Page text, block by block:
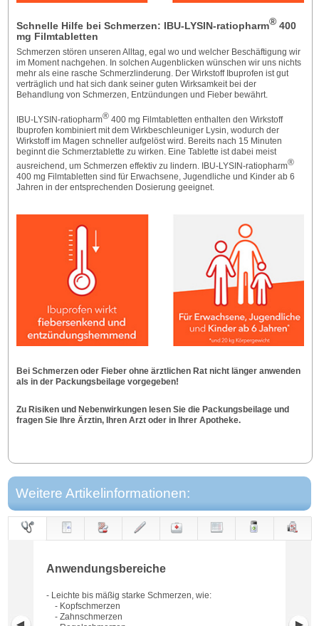
Schnelle Hilfe bei Schmerzen: IBU-LYSIN-ratiopharm®400
mg Filmtabletten
Schmerzen stören unseren Alltag, egal wo und welcher Beschäftigung wir
im Moment nachgehen. In solchen Augenblicken wünschen wir uns nichts
mehr als eine rasche Schmerzlinderung. Der Wirkstoff Ibuprofen ist gut
verträglich und hat sich dank seiner guten Wirksamkeit bei der
Behandlung von Schmerzen, Entzündungen und Fieber bewährt.
IBU-LYSIN-ratiopharm®400 mg Filmtabletten enthalten den Wirkstoff
Ibuprofen kombiniert mit dem Wirkbeschleuniger Lysin, wodurch der
Wirkstoff im Magen schneller aufgelöst wird. Bereits nach 15 Minuten
beginnt die Schmerztablette zu wirken. Eine Tablette ist dabei meist
ausreichend, um Schmerzen effektiv zu lindern. IBU-LYSIN-ratiopharm®
400 mg Filmtabletten sind für Erwachsene, Jugendliche und Kinder ab 6
Jahren in der entsprechenden Dosierung geeignet.
Bei Schmerzen oder Fieber ohne ärztlichen Rat nicht länger anwenden
als in der Packungsbeilage vorgegeben!
Zu Risiken und Nebenwirkungen lesen Sie die Packungsbeilage und
fragen Sie Ihre Ärztin, Ihren Arzt oder in Ihrer Apotheke.
Weitere Artikelinformationen:
Anwendungsbereiche
- Leichte bis mäßig starke Schmerzen, wie:
- Kopfschmerzen
- Zahnschmerzen